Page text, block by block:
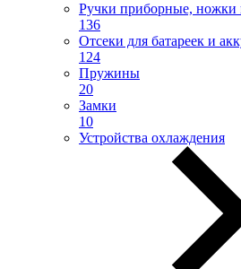
Ручки приборные, ножки
136
Отсеки для батареек и
124
Пружины
20
Замки
10
Устройства охлаждения